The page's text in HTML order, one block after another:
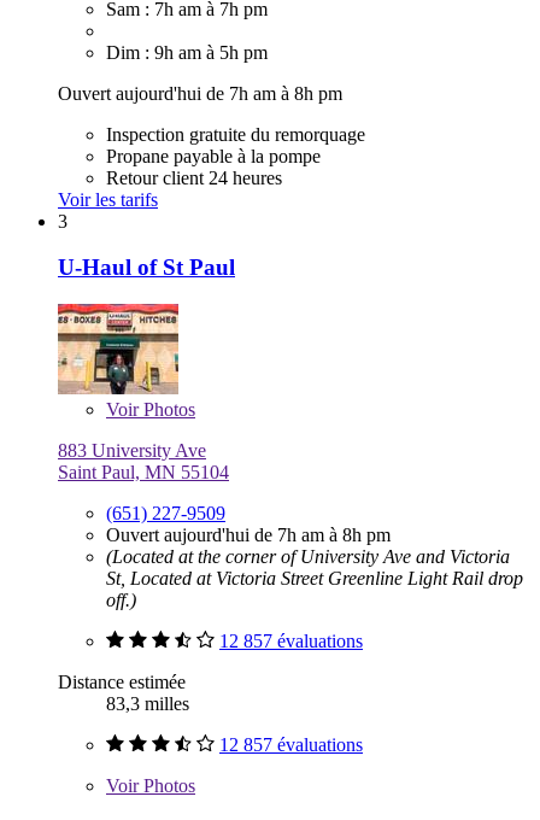
Sam : 7h am à 7h pm
Dim : 9h am à 5h pm
Ouvert aujourd'hui de 7h am à 8h pm
Inspection gratuite du remorquage
Propane payable à la pompe
Retour client 24 heures
Voir les tarifs
3
U-Haul of St Paul
VoirPhotos
883 University Ave
Saint Paul, MN 55104
(651) 227-9509
Ouvert aujourd'hui de 7h am à 8h pm
(Located at the corner of University Ave and Victoria
St, Located at Victoria Street Greenline Light Rail drop
off.)
12 857 évaluations
Distance estimée
83,3 milles
12 857 évaluations
VoirPhotos